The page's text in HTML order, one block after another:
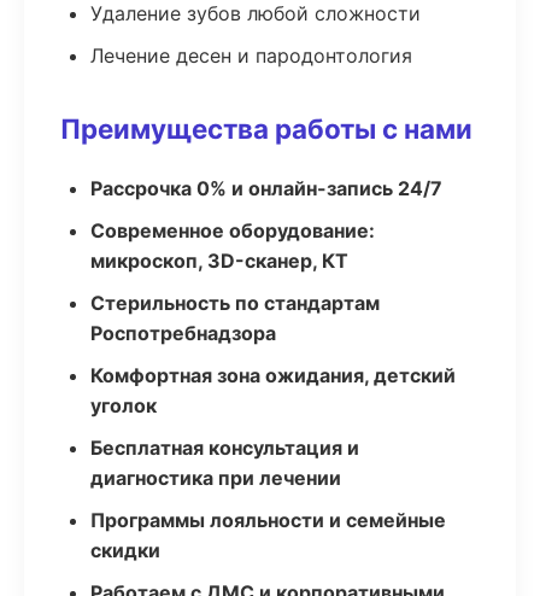
Удаление зубов любой сложности
Лечение десен и пародонтология
Преимущества работы с нами
Рассрочка 0% и онлайн-запись 24/7
Современное оборудование:
микроскоп, 3D-сканер, КТ
Стерильность по стандартам
Роспотребнадзора
Комфортная зона ожидания, детский
уголок
Бесплатная консультация и
диагностика при лечении
Программы лояльности и семейные
скидки